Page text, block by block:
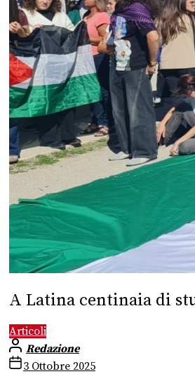
A Latina centinaia di
Articoli
Redazione
3 Ottobre 2025